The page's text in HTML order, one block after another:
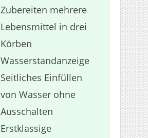
Zubereiten mehrere
Lebensmittel in drei
Körben
Wasserstandanzeige
Seitliches Einfüllen
von Wasser ohne
Ausschalten
Erstklassige